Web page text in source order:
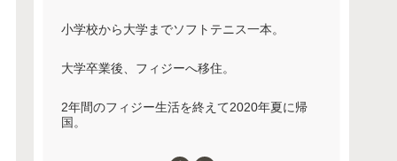
小学校から大学までソフトテニス一本。
大学卒業後、フィジーへ移住。
2年間のフィジー生活を終えて2020年夏に帰
国。